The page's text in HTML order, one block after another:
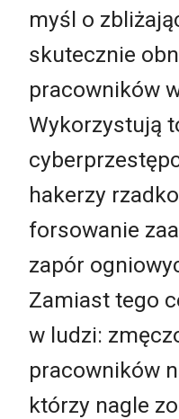
myśl o
skutecznie
pracowników
Wykorzystują
hakerzy
forsowanie
zapór
Zamiast tego
w ludzi:
pracowników
którzy nagle